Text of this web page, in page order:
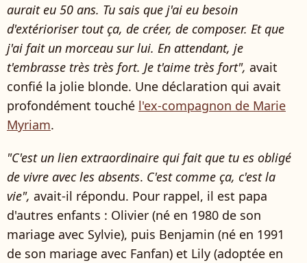
aurait eu 50 ans. Tu sais que j'ai eu besoin
d'extérioriser tout ça, de créer, de composer. Et que
j'ai fait un morceau sur lui. En attendant, je
t'embrasse très très fort. Je t'aime très fort", avait
confié la jolie blonde. Une déclaration qui avait
profondément touché l'ex-compagnon de Marie
Myriam.
"C'est un lien extraordinaire qui fait que tu es obligé
de vivre avec les absents. C'est comme ça, c'est la
vie", avait-il répondu. Pour rappel, il est papa
d'autres enfants : Olivier (né en 1980 de son
mariage avec Sylvie), puis Benjamin (né en 1991
de son mariage avec Fanfan) et Lily (adoptée en